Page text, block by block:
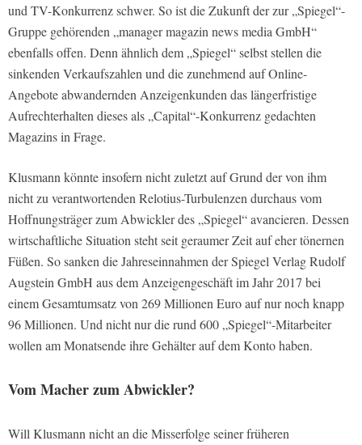
und TV-Konkurrenz schwer. So ist die Zukunft der zur „Spiegel“-
Gruppe gehörenden „manager magazin news media GmbH“
ebenfalls offen. Denn ähnlich dem „Spiegel“ selbst stellen die
sinkenden Verkaufszahlen und die zunehmend auf Online-
Angebote abwandernden Anzeigenkunden das längerfristige
Aufrechterhalten dieses als „Capital“-Konkurrenz gedachten
Magazins in Frage.
Klusmann könnte insofern nicht zuletzt auf Grund der von ihm
nicht zu verantwortenden Relotius-Turbulenzen durchaus vom
Hoffnungsträger zum Abwickler des „Spiegel“ avancieren. Dessen
wirtschaftliche Situation steht seit geraumer Zeit auf eher tönernen
Füßen. So sanken die Jahreseinnahmen der Spiegel Verlag Rudolf
Augstein GmbH aus dem Anzeigengeschäft im Jahr 2017 bei
einem Gesamtumsatz von 269 Millionen Euro auf nur noch knapp
96 Millionen. Und nicht nur die rund 600 „Spiegel“-Mitarbeiter
wollen am Monatsende ihre Gehälter auf dem Konto haben.
Vom Macher zum Abwickler?
Will Klusmann nicht an die Misserfolge seiner früheren